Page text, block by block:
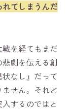
てしまうんだ
を経てもまだ
劇を伝える創
なし』だって
せん。それど
するのではと